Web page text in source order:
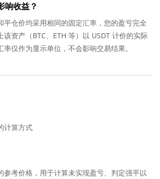
响收益？
平仓价均采用相同的固定汇率，您的盈亏完全
该资产（BTC、ETH 等）以 USDT 计价的实际
率仅作为显示单位，不会影响交易结果。
计算方式
参考价格，用于计算未实现盈亏、判定强平以